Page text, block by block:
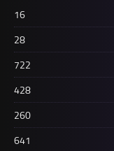
16
28
722
428
260
641